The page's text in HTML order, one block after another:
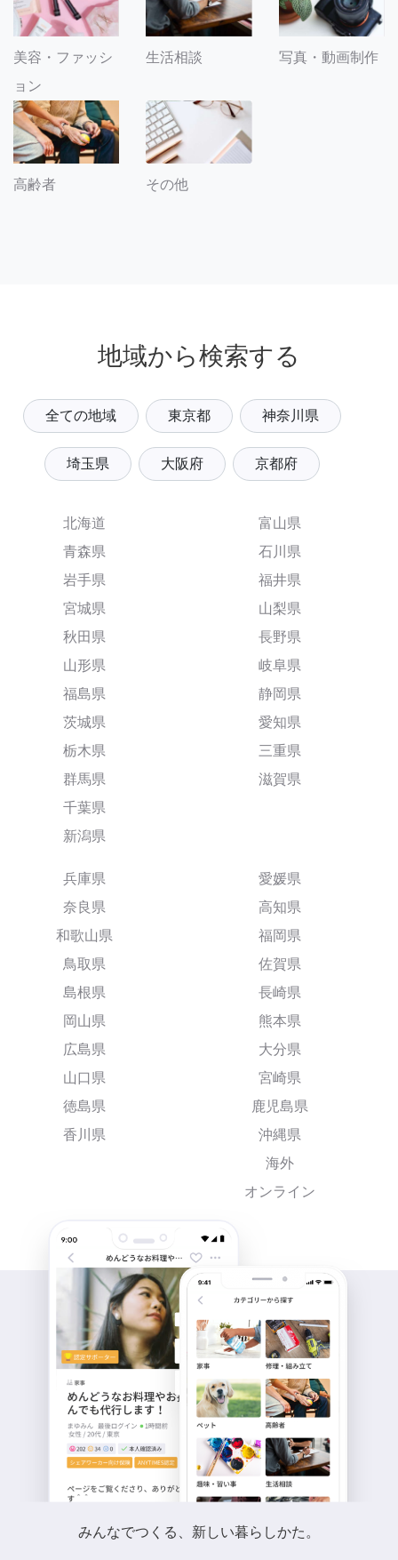
美容・ファッシ
ョン
生活相談 写真・動画制作
高齢者 その他
地域から検索する
全ての地域 東京都 神奈川県
埼玉県 大阪府 京都府
北海道
青森県
岩手県
宮城県
秋田県
山形県
福島県
茨城県
栃木県
群馬県
千葉県
新潟県
富山県
石川県
福井県
山梨県
長野県
岐阜県
静岡県
愛知県
三重県
滋賀県
兵庫県
奈良県
和歌山県
鳥取県
島根県
岡山県
広島県
山口県
徳島県
香川県
愛媛県
高知県
福岡県
佐賀県
長崎県
熊本県
大分県
宮崎県
鹿児島県
沖縄県
海外
オンライン
みんなでつくる、新しい暮らしかた。